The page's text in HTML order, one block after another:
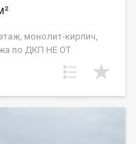
монолит-кирпич,
по ДКП НЕ ОТ